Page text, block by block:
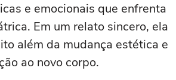
e emocionais que enfrenta
Em um relato sincero, ela
além da mudança estética e
ao novo corpo.